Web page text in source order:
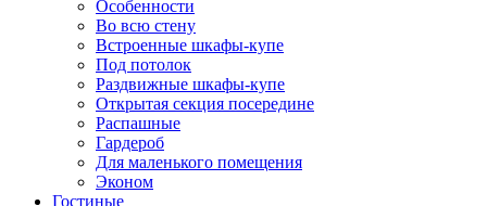
Особенности
Во всю стену
Встроенные шкафы-купе
Под потолок
Раздвижные шкафы-купе
Открытая секция посередине
Распашные
Гардероб
Для маленького помещения
Эконом
Гостиные